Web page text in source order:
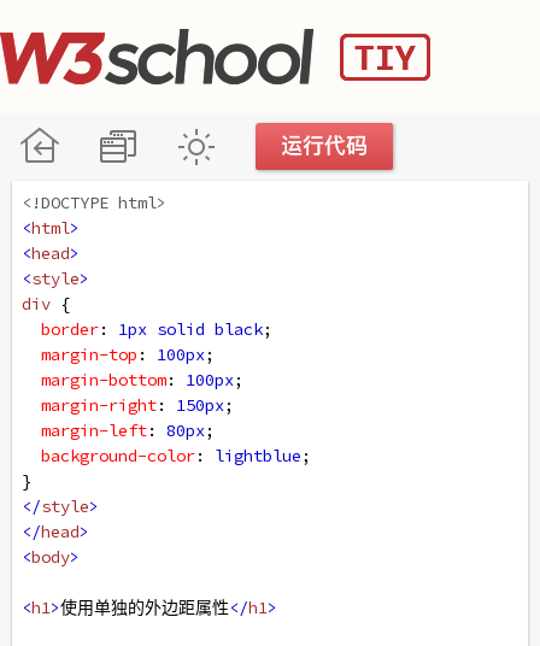
<!DOCTYPE html>
<html>
<head>
<style>
div {
border: 1px solid black;
margin-top : 100px;
margin-bottom: 100px;
margin-right: 150px;
margin-left: 80px;
background-color: lightblue;
}
</style>
</head>
<body>
<h1>使用单独的外边距属性</h1>